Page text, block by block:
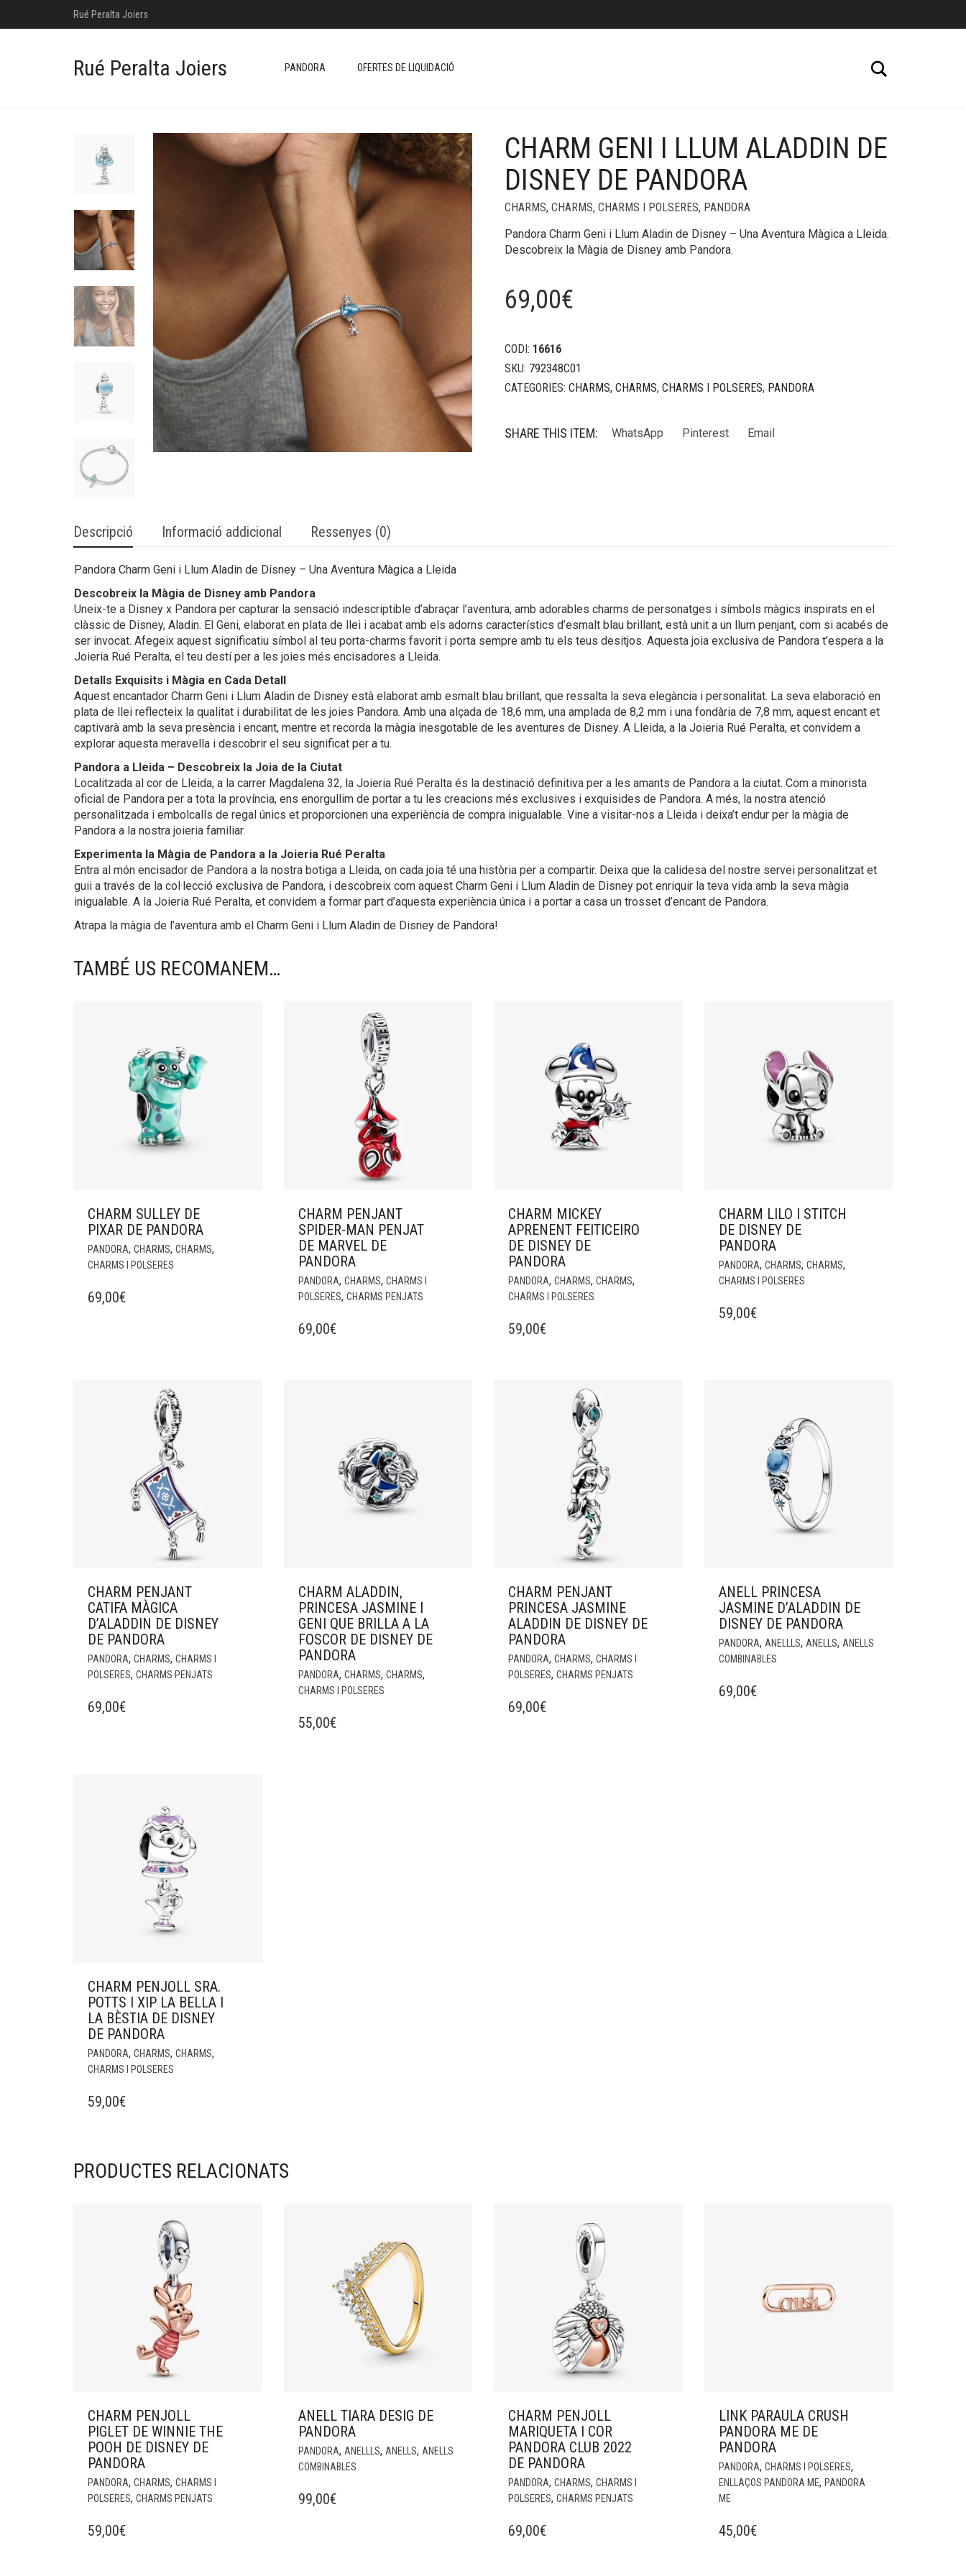
Rué Peralta Joiers
Rué Peralta Joiers PANDORA OFERTES DE LIQUIDACIÓ
CHARM GENI I LLUM ALADDIN DE
DISNEY DE PANDORA
CHARMS, CHARMS, CHARMS I POLSERES, PANDORA
Pandora Charm Geni i Llum Aladin de Disney – Una Aventura Màgica a Lleida.
Descobreix la Màgia de Disney amb Pandora.
69,00€
CODI: 16616
SKU: 792348C01
CATEGORIES: CHARMS, CHARMS, CHARMS I POLSERES, PANDORA
SHARE THIS ITEM: WhatsApp Pinterest Email
Descripció Informació addicional Ressenyes (0)
Pandora Charm Geni i Llum Aladin de Disney – Una Aventura Màgica a Lleida
Descobreix la Màgia de Disney amb Pandora
Uneix-te a Disney x Pandora per capturar la sensació indescriptible d’abraçar l’aventura, amb adorables charms de personatges i símbols màgics inspirats en el
clàssic de Disney, Aladin. El Geni, elaborat en plata de llei i acabat amb els adorns característics d’esmalt blau brillant, està unit a un llum penjant, com si acabés de
ser invocat. Afegeix aquest significatiu símbol al teu porta-charms favorit i porta sempre amb tu els teus desitjos. Aquesta joia exclusiva de Pandora t’espera a la
Joieria Rué Peralta, el teu destí per a les joies més encisadores a Lleida.
Detalls Exquisits i Màgia en Cada Detall
Aquest encantador Charm Geni i Llum Aladin de Disney està elaborat amb esmalt blau brillant, que ressalta la seva elegància i personalitat. La seva elaboració en
plata de llei reflecteix la qualitat i durabilitat de les joies Pandora. Amb una alçada de 18,6 mm, una amplada de 8,2 mm i una fondària de 7,8 mm, aquest encant et
captivarà amb la seva presència i encant, mentre et recorda la màgia inesgotable de les aventures de Disney. A Lleida, a la Joieria Rué Peralta, et convidem a
explorar aquesta meravella i descobrir el seu significat per a tu.
Pandora a Lleida – Descobreix la Joia de la Ciutat
Localitzada al cor de Lleida, a la carrer Magdalena 32, la Joieria Rué Peralta és la destinació definitiva per a les amants de Pandora a la ciutat. Com a minorista
oficial de Pandora per a tota la província, ens enorgullim de portar a tu les creacions més exclusives i exquisides de Pandora. A més, la nostra atenció
personalitzada i embolcalls de regal únics et proporcionen una experiència de compra inigualable. Vine a visitar-nos a Lleida i deixa’t endur per la màgia de
Pandora a la nostra joieria familiar.
Experimenta la Màgia de Pandora a la Joieria Rué Peralta
Entra al món encisador de Pandora a la nostra botiga a Lleida, on cada joia té una història per a compartir. Deixa que la calidesa del nostre servei personalitzat et
guii a través de la col·lecció exclusiva de Pandora, i descobreix com aquest Charm Geni i Llum Aladin de Disney pot enriquir la teva vida amb la seva màgia
inigualable. A la Joieria Rué Peralta, et convidem a formar part d’aquesta experiència única i a portar a casa un trosset d’encant de Pandora.
Atrapa la màgia de l’aventura amb el Charm Geni i Llum Aladin de Disney de Pandora!
TAMBÉ US RECOMANEM…
CHARM SULLEY DE
PIXAR DE PANDORA
PANDORA, CHARMS, CHARMS,
CHARMS I POLSERES
69,00€
CHARM PENJANT
SPIDER-MAN PENJAT
DE MARVEL DE
PANDORA
PANDORA, CHARMS, CHARMS I
POLSERES, CHARMS PENJATS
69,00€
CHARM MICKEY
APRENENT FEITICEIRO
DE DISNEY DE
PANDORA
PANDORA, CHARMS, CHARMS,
CHARMS I POLSERES
59,00€
CHARM LILO I STITCH
DE DISNEY DE
PANDORA
PANDORA, CHARMS, CHARMS,
CHARMS I POLSERES
59,00€
CHARM PENJANT
CATIFA MÀGICA
D’ALADDIN DE DISNEY
DE PANDORA
PANDORA, CHARMS, CHARMS I
POLSERES, CHARMS PENJATS
69,00€
CHARM ALADDIN,
PRINCESA JASMINE I
GENI QUE BRILLA A LA
FOSCOR DE DISNEY DE
PANDORA
PANDORA, CHARMS, CHARMS,
CHARMS I POLSERES
55,00€
CHARM PENJANT
PRINCESA JASMINE
ALADDIN DE DISNEY DE
PANDORA
PANDORA, CHARMS, CHARMS I
POLSERES, CHARMS PENJATS
69,00€
ANELL PRINCESA
JASMINE D’ALADDIN DE
DISNEY DE PANDORA
PANDORA, ANELLLS, ANELLS, ANELLS
COMBINABLES
69,00€
CHARM PENJOLL SRA.
POTTS I XIP LA BELLA I
LA BÈSTIA DE DISNEY
DE PANDORA
PANDORA, CHARMS, CHARMS,
CHARMS I POLSERES
59,00€
PRODUCTES RELACIONATS
CHARM PENJOLL
PIGLET DE WINNIE THE
POOH DE DISNEY DE
PANDORA
PANDORA, CHARMS, CHARMS I
POLSERES, CHARMS PENJATS
59,00€
ANELL TIARA DESIG DE
PANDORA
PANDORA, ANELLLS, ANELLS, ANELLS
COMBINABLES
99,00€
CHARM PENJOLL
MARIQUETA I COR
PANDORA CLUB 2022
DE PANDORA
PANDORA, CHARMS, CHARMS I
POLSERES, CHARMS PENJATS
69,00€
LINK PARAULA CRUSH
PANDORA ME DE
PANDORA
PANDORA, CHARMS I POLSERES,
ENLLAÇOS PANDORA ME, PANDORA
ME
45,00€